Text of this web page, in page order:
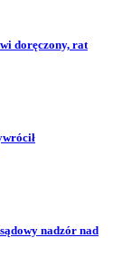
doręczony, rat
nadzór nad